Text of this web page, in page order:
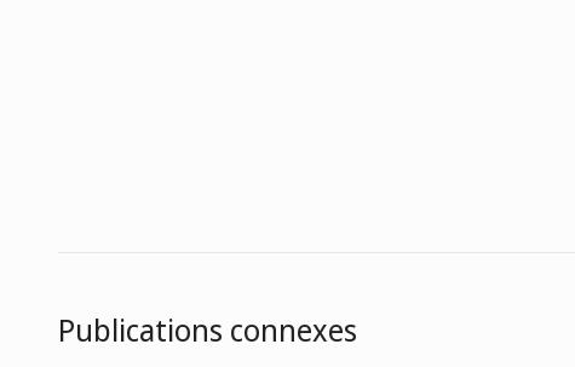
Publications connexes